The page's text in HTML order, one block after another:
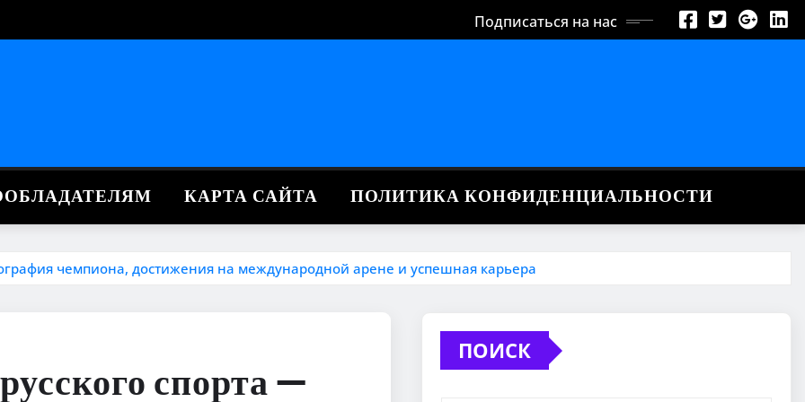
Подписаться на нас
КАРТА САЙТА ПОЛИТИКА КОНФИДЕНЦИАЛЬНОСТИ
чемпиона, достижения на международной арене и успешная карьера
спорта —
ПОИСК